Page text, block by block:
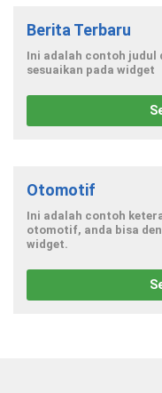
Berita Terbaru
Ini adalah contoh judul
sesuaikan pada widget
Otomotif
Ini adalah contoh
otomotif, anda bisa
widget.